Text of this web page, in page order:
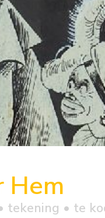
Hem
tekening • te